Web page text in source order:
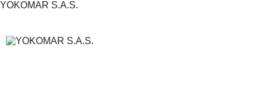
YOKOMAR S.A.S.